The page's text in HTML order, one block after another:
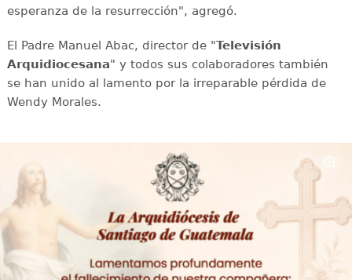
esperanza de la resurrección", agregó.
El Padre Manuel Abac, director de "Televisión
Arquidiocesana" y todos sus colaboradores también
se han unido al lamento por la irreparable pérdida de
Wendy Morales.